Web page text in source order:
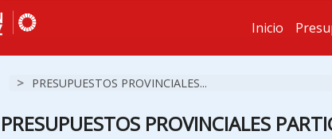
Estás en
Inicio
> PRESUPUESTOS PROVINCIALES...
PRESUPUESTOS PROVINCIALES